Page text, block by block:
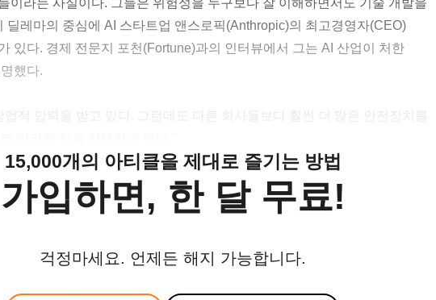
이라는 사실이다. 그들은 위험성을 누구보다 잘 이해하면서도 기술 개발을
딜레마의 중심에 AI 스타트업 앤스로픽(Anthropic)의 최고경영자(CEO)
있다. 경제 전문지 포천(Fortune)과의 인터뷰에서 그는 AI 산업이 처한
했다.
업적 압력을 받고 있다. 그런데도 다른 회사들보다 훨씬 더 많은 안전장치를
15,000개의 아티클을 제대로 즐기는 방법
가입하면, 한 달 무료!
걱정마세요. 언제든 해지 가능합니다.